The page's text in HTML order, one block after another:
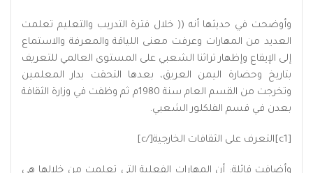
وأوضحت في حديثها أنه (( خلال فترة التدريب والتعليم تعلمت
العديد من المهارات وعرفت معنى اللياقة والمعرفة والاستماع
إلى الإيقاع وإظهار تراثنا الشعبي على المستوى العالمي للتعريف
بتاريخ وحضارة اليمن العريق، بعدها التحقت بدار المعلمين
وتخرجت من القسم العام سنة 1980م ثم وظفت في وزارة الثقافة
بعدن في قسم الفلكلور الشعبي.
[c1]التعرف على الثقافات الخارجية[/c]
وأضافت قائلة: أن المهارات الفعلية التي تعلمت من خلالها هي